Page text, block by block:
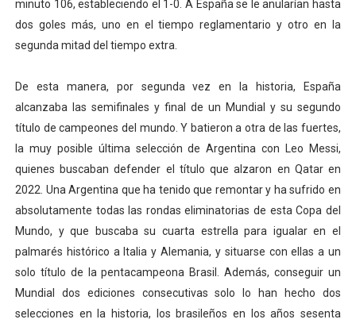
minuto 106, estableciendo el 1-0. A España se le anularían hasta
dos goles más, uno en el tiempo reglamentario y otro en la
segunda mitad del tiempo extra.
De esta manera, por segunda vez en la historia, España
alcanzaba las semifinales y final de un Mundial y su segundo
título de campeones del mundo. Y batieron a otra de las fuertes,
la muy posible última selección de Argentina con Leo Messi,
quienes buscaban defender el título que alzaron en Qatar en
2022. Una Argentina que ha tenido que remontar y ha sufrido en
absolutamente todas las rondas eliminatorias de esta Copa del
Mundo, y que buscaba su cuarta estrella para igualar en el
palmarés histórico a Italia y Alemania, y situarse con ellas a un
solo título de la pentacampeona Brasil. Además, conseguir un
Mundial dos ediciones consecutivas solo lo han hecho dos
selecciones en la historia, los brasileños en los años sesenta